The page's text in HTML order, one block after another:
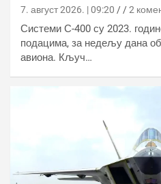
7. август 2026. | 09:20 2
Системи С-400 су 2023.
подацима, за недељу дана
авиона. Кључ…